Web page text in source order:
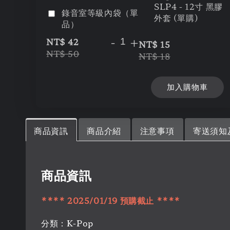
錄音室等級內袋（單
品）
NT$ 42
NT$ 50
- +
SLP4 - 12寸 黑膠
外套 (單購)
NT$ 15
NT$ 18
加入購物車
商品資訊 商品介紹 注意事項 寄送須知
商品資訊
**** 2025/01/19 預購截止 ****
分類：K-Pop